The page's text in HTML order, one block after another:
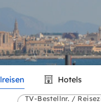
Hotels
TV-Bestellnr. /